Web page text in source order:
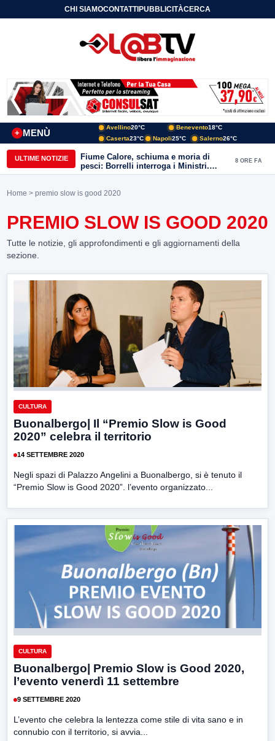
CHI SIAMOCONTATTIPUBBLICITÀCERCA
MENÙ
+
Avellino20°C Benevento18°C
Caserta23°C Napoli25°C Salerno26°C
ULTIME NOTIZIE
Fiume Calore, schiuma e moria di
pesci: Borrelli interroga i Ministri.
“Benevento paga l’assenza del
8 ORE FA
Home > premio slow is good 2020
PREMIO SLOW IS GOOD 2020
Tutte le notizie, gli approfondimenti e gli aggiornamenti della
sezione.
CULTURA
Buonalbergo| Il “Premio Slow is Good
2020” celebra il territorio
14 SETTEMBRE 2020
Negli spazi di Palazzo Angelini a Buonalbergo, si è tenuto il
“Premio Slow is Good 2020”. l’evento organizzato...
CULTURA
Buonalbergo| Premio Slow is Good 2020,
l’evento venerdì 11 settembre
9 SETTEMBRE 2020
L’evento che celebra la lentezza come stile di vita sano e in
connubio con il territorio, si avvia...